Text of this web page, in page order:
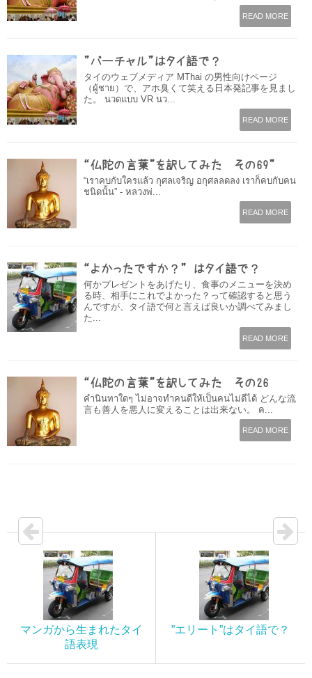
READ MORE
”バーチャル”はタイ語で？
タイのウェブメディア MThai の男性向けページ
（ผู้ชาย）で、アホ臭くて笑える日本発記事を見まし
た。 นวดแบบ VR นว...
READ MORE
“仏陀の言葉”を訳してみた その69”
“เราคบกับใครแล้ว​ กุศลเจริญ อกุศลลดลง เราก็คบกับคน
ชนิดนั้น” - หลวงพ่...
READ MORE
“よかったですか？” はタイ語で？
何かプレゼントをあげたり、食事のメニューを決め
る時、相手にこれでよかった？って確認すると思う
んですが、タイ語で何と言えば良いか調べてみまし
た...
READ MORE
“仏陀の言葉”を訳してみた その26
คำนินทาใดๆ ไม่อาจทำคนดีให้เป็นคนไม่ดีได้ どんな流
言も善人を悪人に変えることは出来ない。 ค...
READ MORE
マンガから生まれたタイ
語表現
”エリート”はタイ語で？